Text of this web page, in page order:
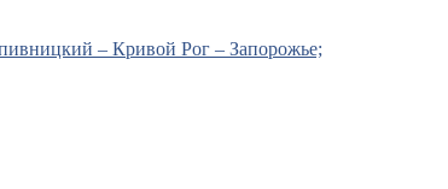
– Кривой Рог – Запорожье;